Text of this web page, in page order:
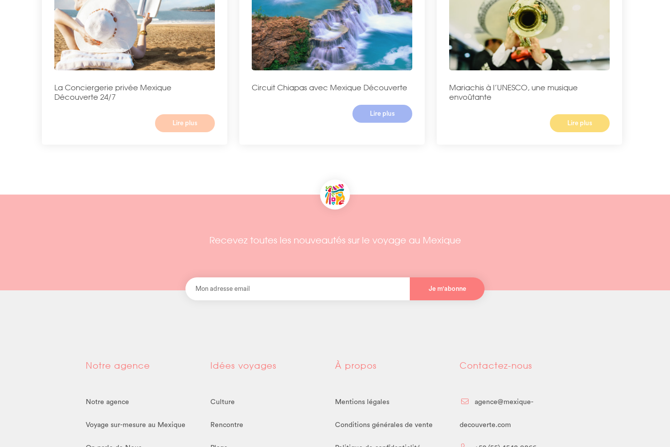
La Conciergerie privée Mexique
Découverte 24/7
Lire plus
Circuit Chiapas avec Mexique Découverte
Lire plus
Mariachis à l’UNESCO, une musique
envoûtante
Lire plus
Recevez toutes les nouveautés sur le voyage au Mexique
Je m'abonne
Notre agence
Notre agence
Voyage sur-mesure au Mexique
Idées voyages
Culture
Rencontre
À propos
Mentions légales
Conditions générales de vente
Contactez-nous
agence@mexique-
decouverte.com